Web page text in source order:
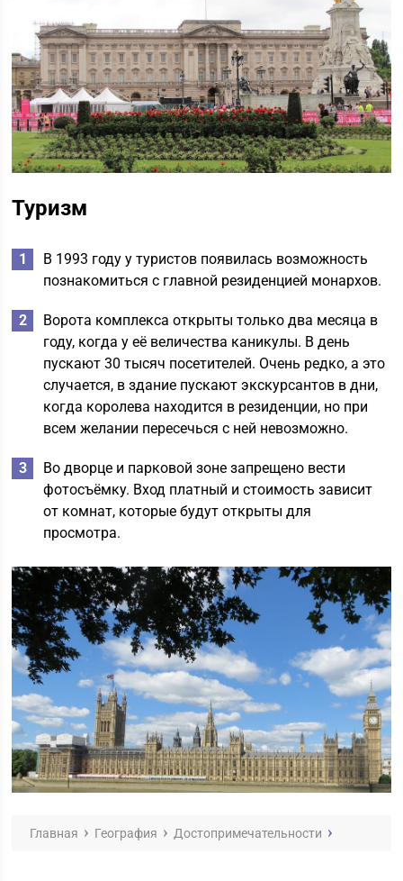
Туризм
В 1993 году у туристов появилась возможность
познакомиться с главной резиденцией монархов.
Ворота комплекса открыты только два месяца в
году, когда у её величества каникулы. В день
пускают 30 тысяч посетителей. Очень редко, а это
случается, в здание пускают экскурсантов в дни,
когда королева находится в резиденции, но при
всем желании пересечься с ней невозможно.
Во дворце и парковой зоне запрещено вести
фотосъёмку. Вход платный и стоимость зависит
от комнат, которые будут открыты для
просмотра.
Главная География Достопримечательности